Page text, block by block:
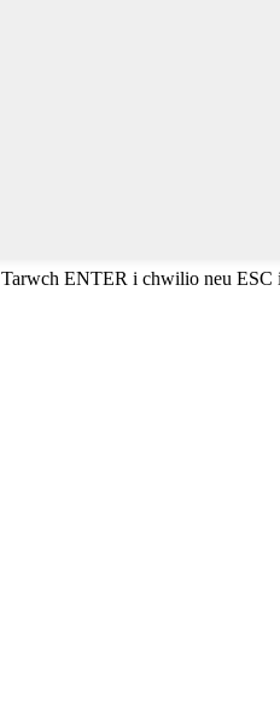
Tarwch ENTER i chwilio neu ESC